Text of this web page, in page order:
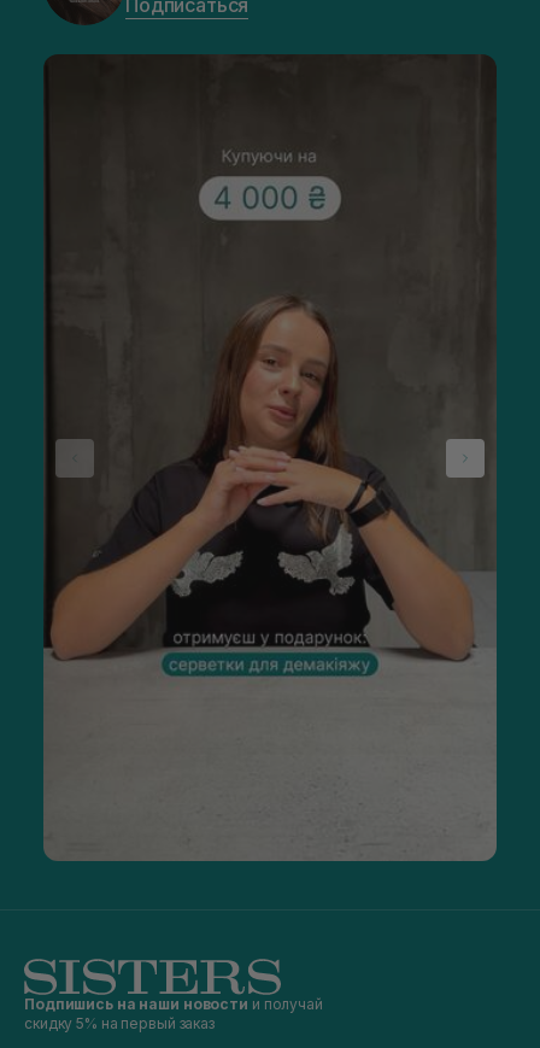
Подписаться
Подпишись на наши новости и получай
скидку 5% на первый заказ